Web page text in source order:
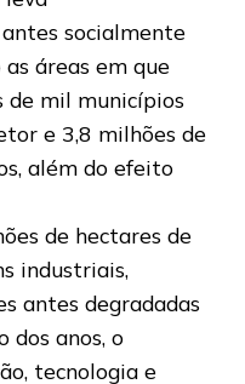
socialmente
áreas em que
de mil municípios
e 3,8 milhões de
além do efeito
de hectares de
industriais,
antes degradadas
dos anos, o
tecnologia e